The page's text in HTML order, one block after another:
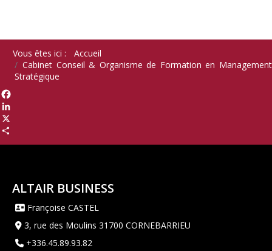
Vous êtes ici :
Accueil
Cabinet Conseil & Organisme de Formation en Management
Stratégique
Share
ALTAIR BUSINESS
Françoise CASTEL
3, rue des Moulins 31700 CORNEBARRIEU
+336.45.89.93.82